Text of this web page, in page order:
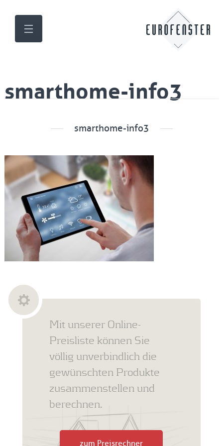
smarthome-info3
smarthome-info3
Mit unserer Online-
Preisliste können Sie
völlig unverbindlich die
gewünschten Produkte
zusammenstellen und
berechnen.
zum Preisrechner